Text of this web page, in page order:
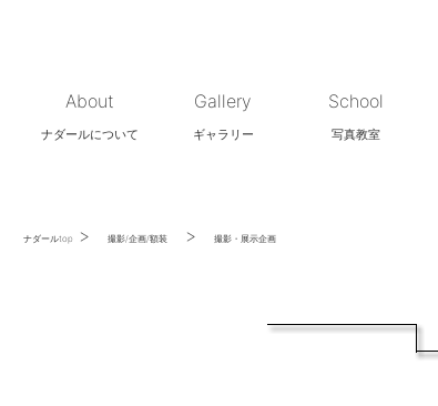
About
ナダールについて
Gallery
ギャラリー
School
写真教室
ナダールtop > 撮影/企画/額装 > 撮影・展示企画